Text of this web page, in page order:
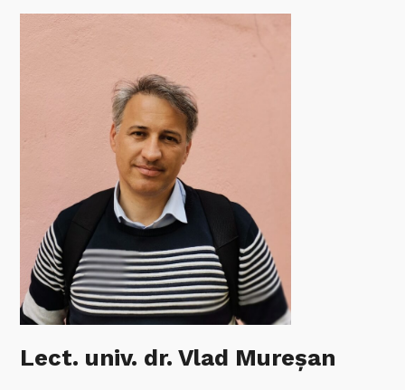
Lect. univ. dr. Vlad Mureșan